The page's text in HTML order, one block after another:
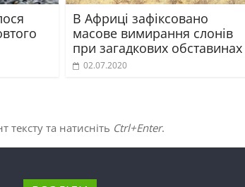
В Африці зафіксовано
масове вимирання слонів
при загадкових обставинах
02.07.2020
та натисніть Ctrl+Enter.